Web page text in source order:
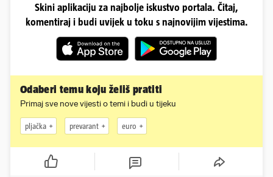
Skini aplikaciju za najbolje iskustvo portala. Čitaj,
komentiraj i budi uvijek u toku s najnovijim vijestima.
Odaberi temu koju želiš pratiti
Primaj sve nove vijesti o temi i budi u tijeku
pljačka prevarant euro